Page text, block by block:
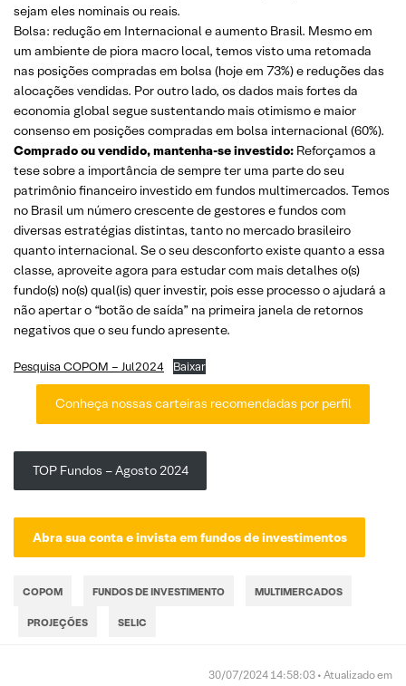
sejam eles nominais ou reais.
Bolsa: redução em Internacional e aumento Brasil. Mesmo em
um ambiente de piora macro local, temos visto uma retomada
nas posições compradas em bolsa (hoje em 73%) e reduções das
alocações vendidas. Por outro lado, os dados mais fortes da
economia global segue sustentando mais otimismo e maior
consenso em posições compradas em bolsa internacional (60%).
Comprado ou vendido, mantenha-se investido: Reforçamos a
tese sobre a importância de sempre ter uma parte do seu
patrimônio financeiro investido em fundos multimercados. Temos
no Brasil um número crescente de gestores e fundos com
diversas estratégias distintas, tanto no mercado brasileiro
quanto internacional. Se o seu desconforto existe quanto a essa
classe, aproveite agora para estudar com mais detalhes o(s)
fundo(s) no(s) qual(is) quer investir, pois esse processo o ajudará a
não apertar o “botão de saída” na primeira janela de retornos
negativos que o seu fundo apresente.
Pesquisa COPOM – Jul2024 Baixar
Conheça nossas carteiras recomendadas por perfil
TOP Fundos – Agosto 2024
Abra sua conta e invista em fundos de investimentos
COPOM FUNDOS DE INVESTIMENTO MULTIMERCADOS
PROJEÇÕES SELIC
30/07/2024 14:58:03 • Atualizado em